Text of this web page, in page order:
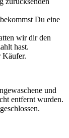
Du eine
wir dir den
hast.
Käufer.
und
entfernt wurden.